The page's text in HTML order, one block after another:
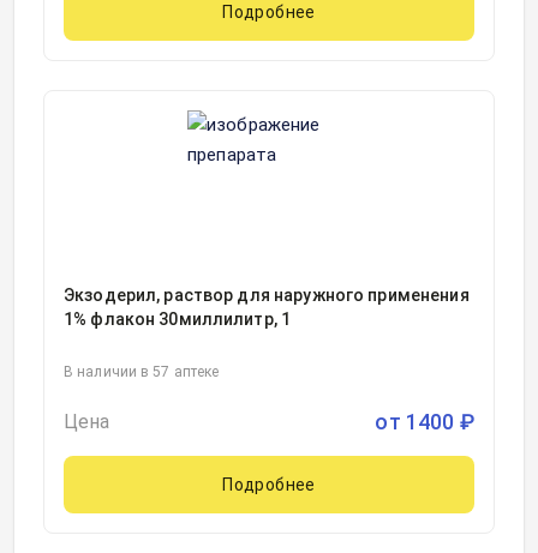
Подробнее
Экзодерил, раствор для наружного применения
1% флакон 30миллилитр, 1
В наличии в 57 аптеке
Цена от 1400 ₽
Подробнее